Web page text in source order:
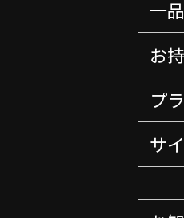
一
お
プ
サ